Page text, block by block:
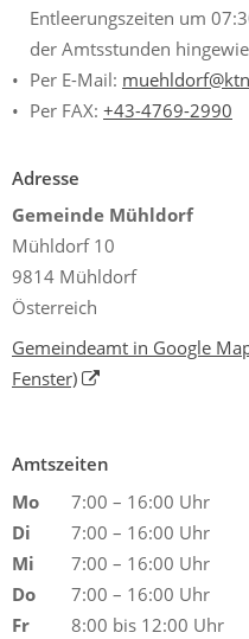
Entleerungszeiten um
der Amtsstunden
Per E-Mail:
Per FAX: +43-4769-2990
Adresse
Gemeinde Mühldorf
Mühldorf 10
9814 Mühldorf
Österreich
Gemeindeamt in Google
Fenster)
Amtszeiten
Mo
7:00 – 16:00 Uhr
Di
7:00 – 16:00 Uhr
Mi
7:00 – 16:00 Uhr
Do
7:00 – 16:00 Uhr
Fr
8:00 bis 12:00 Uhr